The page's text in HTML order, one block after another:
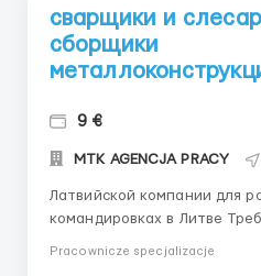
сварщики и
сборщики
9 €
MTK AGENCJA PRACY
Латвийской компании для
командировках в Литве Требуются Сварщики и
Pracownicze specjalizacje